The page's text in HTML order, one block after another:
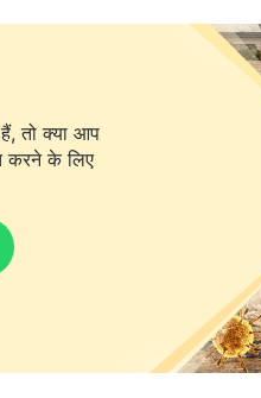
तो क्या आप
करने के लिए